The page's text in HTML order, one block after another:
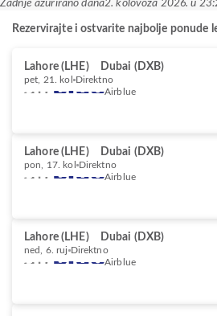
Zadnje ažurirano dana2. kolovoza 2026. u
Rezervirajte i ostvarite najbolje ponude
Lahore (LHE) Dubai (DXB)
pet, 21. kol Direktno
Airblue
Lahore (LHE) Dubai (DXB)
pon, 17. kol Direktno
Airblue
Lahore (LHE) Dubai (DXB)
ned, 6. ruj Direktno
Airblue